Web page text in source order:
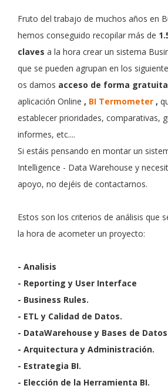
Fruto del trabajo de muchos años en
hemos conseguido recopilar más de
claves a la hora crear un sistema
que se pueden agrupan en los
os damos acceso de forma
aplicación Online , BI Termometer ,
establecer prioridades, comparativas,
informes, etc....
Si estáis pensando en montar un
Intelligence - Data Warehouse y
apoyo, no dejéis de contactarnos.
Estos son los criterios de análisis que
la hora de acometer un proyecto:
- Analisis
- Reporting y User Interface
- Business Rules.
- ETL y Calidad de Datos.
- DataWarehouse y Bases de Datos
- Arquitectura y Administración.
- Estrategia BI.
- Elección de la Herramienta BI.